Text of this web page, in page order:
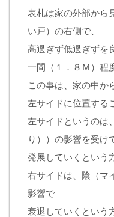
表札は家の外部から
い戸）の右側で、
高過ぎず低過ぎずを
一間（１．８Ｍ）程
この事は、家の中か
左サイドに位置する
左サイドというのは
り））の影響を受け
発展していくという
右サイドは、陰（マ
影響で
衰退していくという